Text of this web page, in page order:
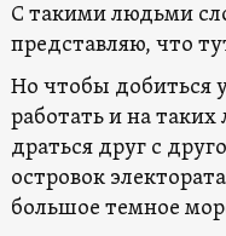
С такими людьми
представляю, что
Но чтобы добиться
работать и на
драться друг с
островок
большое темное